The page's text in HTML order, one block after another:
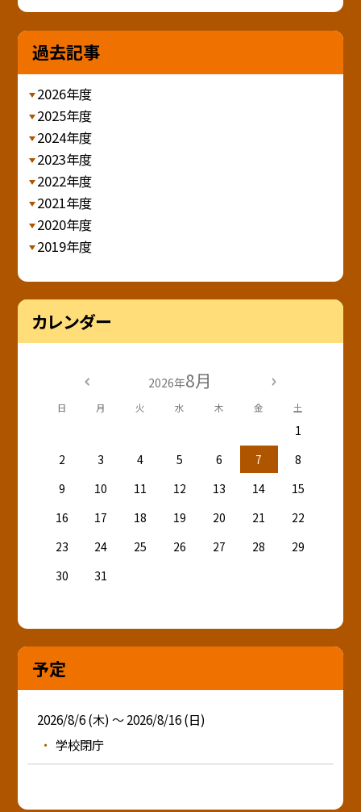
過去記事
2026年度
2025年度
2024年度
2023年度
2022年度
2021年度
2020年度
2019年度
カレンダー
2026年8月
日 月 火 水 木 金 土
1
2
3 4 5 6 7
8
9
10 11 12 13 14
15
16
17 18 19 20 21
22
23
24 25 26 27 28
29
30
31
予定
2026/8/6 (木) ～ 2026/8/16 (日)
学校閉庁